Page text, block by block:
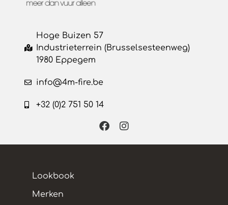
Hoge Buizen 57
Industrieterrein (Brusselsesteenweg)
1980 Eppegem
info@4m-fire.be
+32 (0)2 751 50 14
Lookbook
Merken